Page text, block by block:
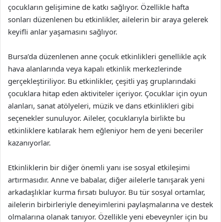
çocukların gelişimine de katkı sağlıyor. Özellikle hafta
sonları düzenlenen bu etkinlikler, ailelerin bir araya gelerek
keyifli anlar yaşamasını sağlıyor.
Bursa’da düzenlenen anne çocuk etkinlikleri genellikle açık
hava alanlarında veya kapalı etkinlik merkezlerinde
gerçekleştiriliyor. Bu etkinlikler, çeşitli yaş gruplarındaki
çocuklara hitap eden aktiviteler içeriyor. Çocuklar için oyun
alanları, sanat atölyeleri, müzik ve dans etkinlikleri gibi
seçenekler sunuluyor. Aileler, çocuklarıyla birlikte bu
etkinliklere katılarak hem eğleniyor hem de yeni beceriler
kazanıyorlar.
Etkinliklerin bir diğer önemli yanı ise sosyal etkileşimi
artırmasıdır. Anne ve babalar, diğer ailelerle tanışarak yeni
arkadaşlıklar kurma fırsatı buluyor. Bu tür sosyal ortamlar,
ailelerin birbirleriyle deneyimlerini paylaşmalarına ve destek
olmalarına olanak tanıyor. Özellikle yeni ebeveynler için bu